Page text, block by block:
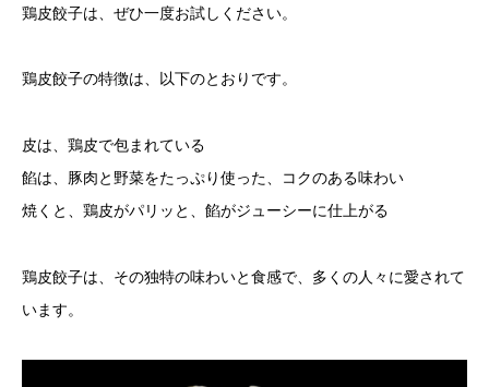
鶏皮餃子は、ぜひ一度お試しください。
鶏皮餃子の特徴は、以下のとおりです。
皮は、鶏皮で包まれている
餡は、豚肉と野菜をたっぷり使った、コクのある味わい
焼くと、鶏皮がパリッと、餡がジューシーに仕上がる
鶏皮餃子は、その独特の味わいと食感で、多くの人々に愛されて
います。